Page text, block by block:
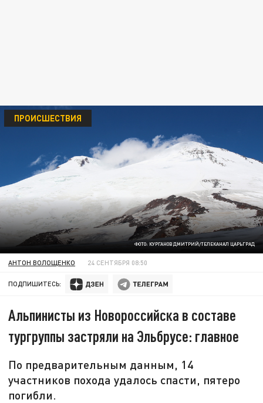
ФОТО: КУРГАНОВ ДМИТРИЙ/ТЕЛЕКАНАЛ ЦАРЬГРАД
ПРОИСШЕСТВИЯ
АНТОН ВОЛОЩЕНКО 24 СЕНТЯБРЯ 08:50
ПОДПИШИТЕСЬ:
Альпинисты из Новороссийска в составе
тургруппы застряли на Эльбрусе: главное
По предварительным данным, 14
участников похода удалось спасти, пятеро
погибли.